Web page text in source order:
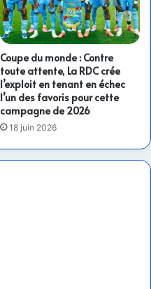
Coupe du monde : Contre
toute attente, La RDC crée
l’exploit en tenant en échec
l’un des favoris pour cette
campagne de 2026
18 juin 2026